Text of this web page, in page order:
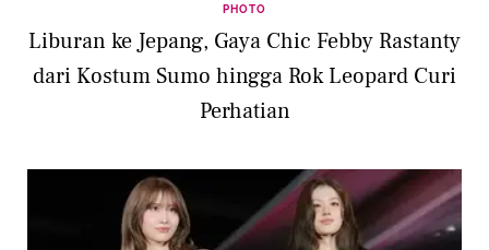
PHOTO
Liburan ke Jepang, Gaya Chic Febby Rastanty
dari Kostum Sumo hingga Rok Leopard Curi
Perhatian